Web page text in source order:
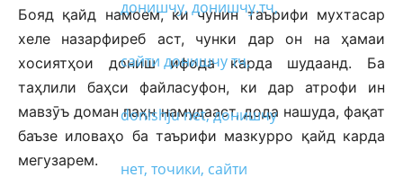
Бояд қайд намоем, ки чунин таърифи мухтасар
хеле назарфиреб аст, чунки дар он на ҳамаи
хосиятҳои дониш ифода карда шудаанд. Ба
таҳлили баҳси файласуфон, ки дар атрофи ин
мавзӯъ доман паҳн намудааст, дода нашуда, фақат
баъзе иловаҳо ба таърифи мазкурро қайд карда
мегузарем.